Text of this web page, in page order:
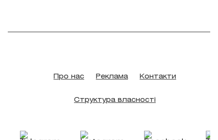
Про нас Реклама Контакти
Структура власності